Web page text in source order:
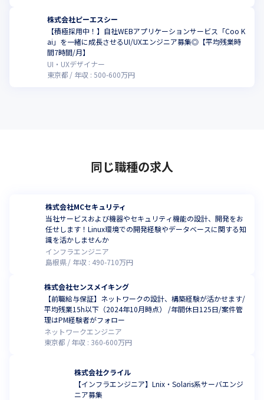
ご興味を持っていただけましたら、ぜひ一度、お会いしていただ
けませんか？
株式会社ピーエスシー
【積極採用中！】自社WEBアプリケーションサービス「Coo K
ai」を一緒に成長させるUI/UXエンジニア募集◎【平均残業時
間7時間/月】
UI・UXデザイナー
東京都
年収 : 500-600万円
同じ職種の求人
株式会社MCセキュリティ
当社サービスおよび機器やセキュリティ機能の設計、開発をお
任せします！Linux環境での開発経験やデータベースに関する知
識を活かしませんか
インフラエンジニア
島根県
年収 : 490-710万円
株式会社センスメイキング
【前職給与保証】ネットワークの設計、構築経験が活かせます/
平均残業15h以下（2024年10月時点） /年間休日125日/案件管
理はPM経験者がフォロー
ネットワークエンジニア
東京都
年収 : 360-600万円
株式会社クライル
【インフラエンジニア】Lnix・Solaris系サーバエンジ
ニア募集